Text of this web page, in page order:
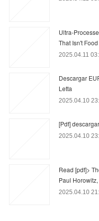
Ultra-
That Isn't
2025.04.11
Descargar
Letta
2025.04.10
[Pdf]
2025.04.10
Read [pdf]>
Paul
2025.04.10